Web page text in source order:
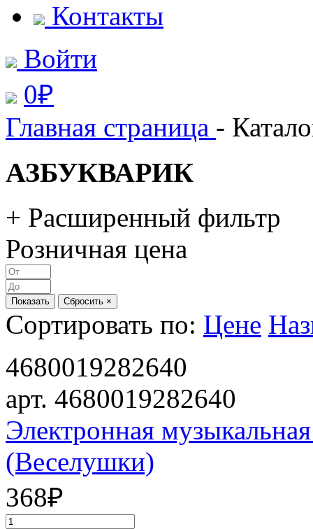
Контакты
Войти
0₽
Главная страница -
АЗБУКВАРИК
+ Расширенный фильтр
Розничная цена
Показать Сбросить ×
Сортировать по: Цене
4680019282640
арт. 4680019282640
Электронная
(Веселушки)
368₽